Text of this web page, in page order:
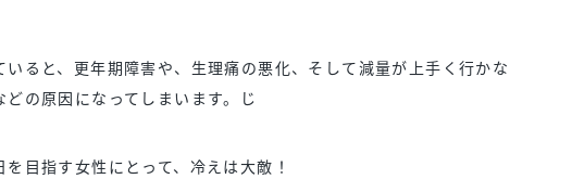
いると、更年期障害や、生理痛の悪化、そして減量が上手く行かな
どの原因になってしまいます。じ
目指す女性にとって、冷えは大敵！